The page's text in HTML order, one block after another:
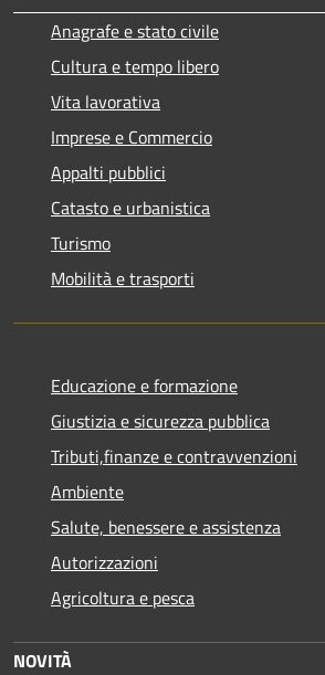
Anagrafe e stato civile
Cultura e tempo libero
Vita lavorativa
Imprese e Commercio
Appalti pubblici
Catasto e urbanistica
Turismo
Mobilità e trasporti
Educazione e formazione
Giustizia e sicurezza pubblica
Tributi,finanze e contravvenzioni
Ambiente
Salute, benessere e assistenza
Autorizzazioni
Agricoltura e pesca
NOVITÀ